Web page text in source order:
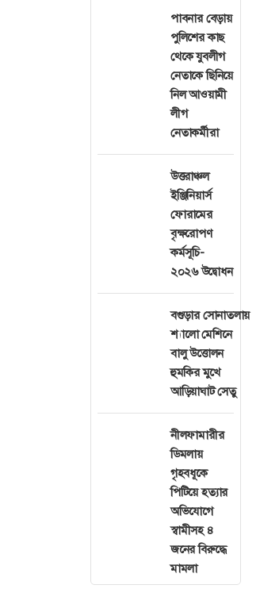
পাবনার বেড়ায়
পুলিশের কাছ
থেকে যুবলীগ
নেতাকে ছিনিয়ে
নিল আওয়ামী
লীগ
নেতাকর্মীরা
উত্তরাঞ্চল
ইঞ্জিনিয়ার্স
ফোরামের
বৃক্ষরোপণ
কর্মসূচি-
২০২৬ উদ্বোধন
বগুড়ার সোনাতলায়
শ্যালো মেশিনে
বালু উত্তোলন
হুমকির মুখে
আড়িয়াঘাট সেতু
নীলফামারীর
ডিমলায়
গৃহবধূকে
পিটিয়ে হত্যার
অভিযোগে
স্বামীসহ ৪
জনের বিরুদ্ধে
মামলা